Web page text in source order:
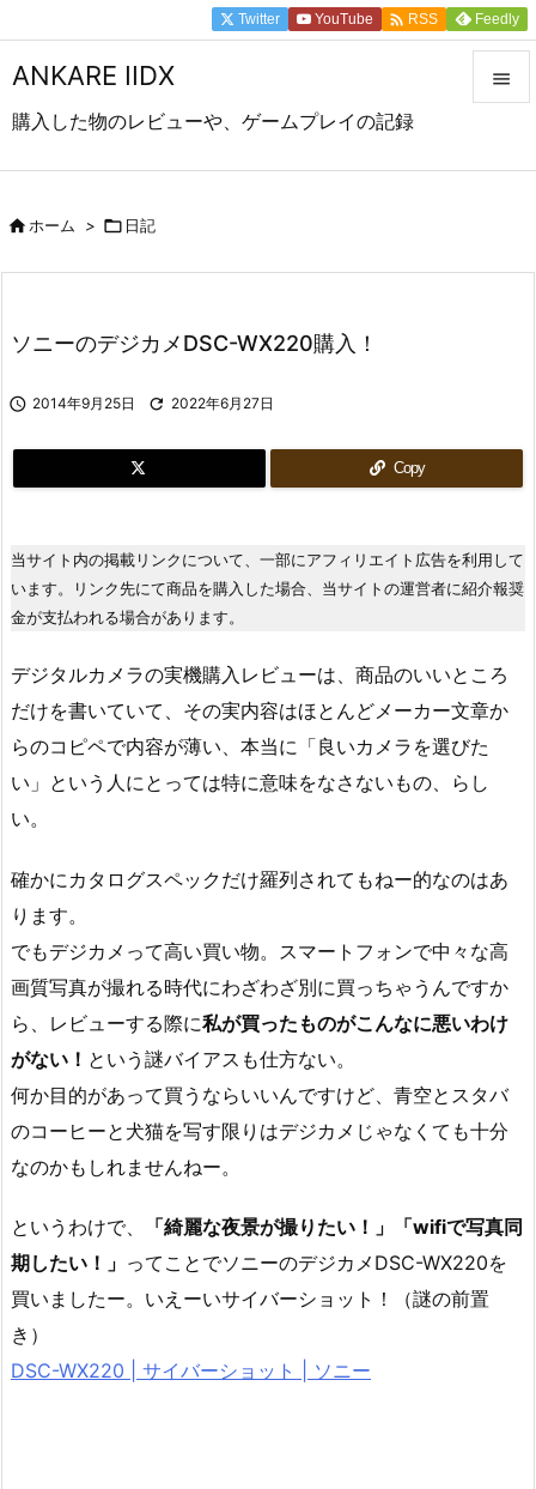
ANKARE IIDX
購入した物のレビューや、ゲームプレイの記録

Twitter YouTube  RSS Feedly
ホーム >  日記
ソニーのデジカメDSC-WX220購入！
 2014年9月25日  2022年6月27日
Copy
当サイト内の掲載リンクについて、一部にアフィリエイト広告を利用して
います。リンク先にて商品を購入した場合、当サイトの運営者に紹介報奨
金が支払われる場合があります。
デジタルカメラの実機購入レビューは、商品のいいところ
だけを書いていて、その実内容はほとんどメーカー文章か
らのコピペで内容が薄い、本当に「良いカメラを選びた
い」という人にとっては特に意味をなさないもの、らし
い。
確かにカタログスペックだけ羅列されてもねー的なのはあ
ります。
でもデジカメって高い買い物。スマートフォンで中々な高
画質写真が撮れる時代にわざわざ別に買っちゃうんですか
ら、レビューする際に私が買ったものがこんなに悪いわけ
がない！ という謎バイアスも仕方ない。
何か目的があって買うならいいんですけど、青空とスタバ
のコーヒーと犬猫を写す限りはデジカメじゃなくても十分
なのかもしれませんねー。
というわけで、
「綺麗な夜景が撮りたい！」「wifiで写真同
期したい！」 ってことでソニーのデジカメDSC-WX220を
買いましたー。いえーいサイバーショット！（謎の前置
き）
DSC-WX220 | サイバーショット | ソニー